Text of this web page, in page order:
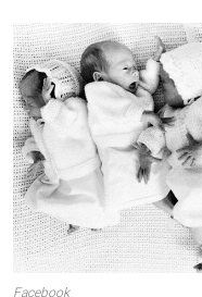
Facebook